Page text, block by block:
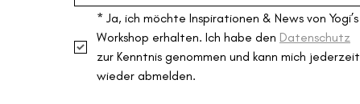
* Ja, ich möchte Inspirationen & News von Yogi’s
Workshop erhalten. Ich habe den Datenschutz
zur Kenntnis genommen und kann mich jederzeit
wieder abmelden.